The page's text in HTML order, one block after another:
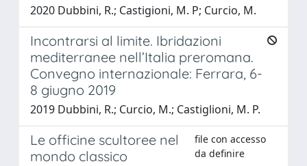
2020 Dubbini, R.; Castigioni, M. P; Curcio, M.
Incontrarsi al limite. Ibridazioni
mediterranee nell’Italia preromana.
Convegno internazionale: Ferrara, 6-
8 giugno 2019
2019 Dubbini, R.; Curcio, M.; Castiglioni, M. P.
Le officine scultoree nel
mondo classico
file con accesso
da definire